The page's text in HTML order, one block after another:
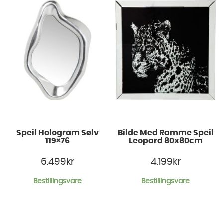
Speil Hologram Sølv
119×76
6.499 kr
Bestillingsvare
Bilde Med Ramme Speil
Leopard 80x80cm
4.199 kr
Bestillingsvare